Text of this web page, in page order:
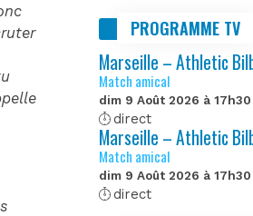
PROGRAMME TV
Marseille – Athletic
Match amical
dim 9 Août 2026 à 17h30
direct
Marseille – Athletic
Match amical
dim 9 Août 2026 à 17h30
direct